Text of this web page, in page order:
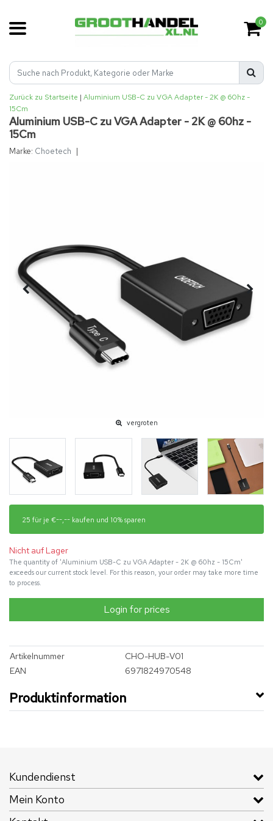
0
Zurück zu Startseite | Aluminium USB-C zu VGA Adapter - 2K @ 60hz -
15Cm
Aluminium USB-C zu VGA Adapter - 2K @ 60hz -
15Cm
Marke: Choetech |
vergroten
25 für je €--,-- kaufen und 10% sparen
Nicht auf Lager
The quantity of 'Aluminium USB-C zu VGA Adapter - 2K @ 60hz - 15Cm'
exceeds our current stock level. For this reason, your order may take more time
to process.
Login for prices
Artikelnummer
CHO-HUB-V01
EAN
6971824970548
Produktinformation
Kundendienst
Mein Konto